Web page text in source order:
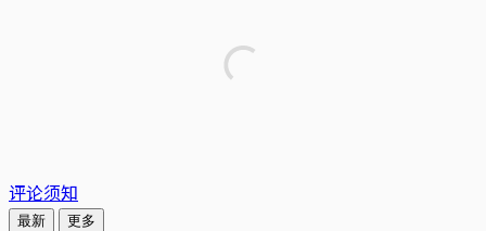
评论须知
最新 更多